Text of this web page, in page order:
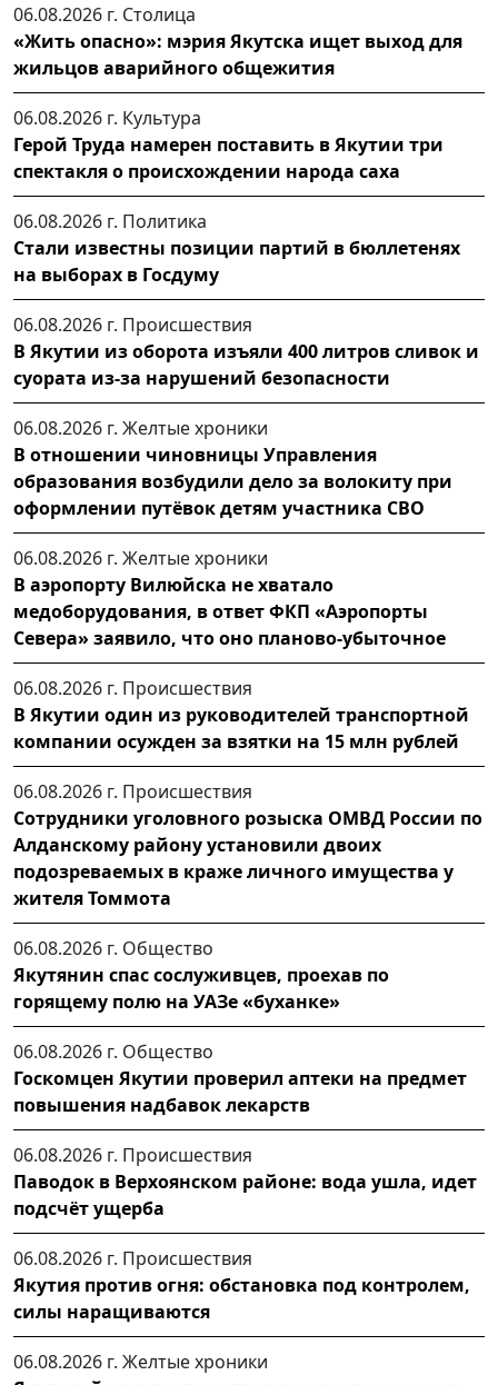
06.08.2026 г. Столица
«Жить опасно»: мэрия Якутска ищет выход для
жильцов аварийного общежития
06.08.2026 г. Культура
Герой Труда намерен поставить в Якутии три
спектакля о происхождении народа саха
06.08.2026 г. Политика
Стали известны позиции партий в бюллетенях
на выборах в Госдуму
06.08.2026 г. Происшествия
В Якутии из оборота изъяли 400 литров сливок и
суората из-за нарушений безопасности
06.08.2026 г. Желтые хроники
В отношении чиновницы Управления
образования возбудили дело за волокиту при
оформлении путёвок детям участника СВО
06.08.2026 г. Желтые хроники
В аэропорту Вилюйска не хватало
медоборудования, в ответ ФКП «Аэропорты
Севера» заявило, что оно планово-убыточное
06.08.2026 г. Происшествия
В Якутии один из руководителей транспортной
компании осужден за взятки на 15 млн рублей
06.08.2026 г. Происшествия
Сотрудники уголовного розыска ОМВД России по
Алданскому району установили двоих
подозреваемых в краже личного имущества у
жителя Томмота
06.08.2026 г. Общество
Якутянин спас сослуживцев, проехав по
горящему полю на УАЗе «буханке»
06.08.2026 г. Общество
Госкомцен Якутии проверил аптеки на предмет
повышения надбавок лекарств
06.08.2026 г. Происшествия
Паводок в Верхоянском районе: вода ушла, идет
подсчёт ущерба
06.08.2026 г. Происшествия
Якутия против огня: обстановка под контролем,
силы наращиваются
06.08.2026 г. Желтые хроники